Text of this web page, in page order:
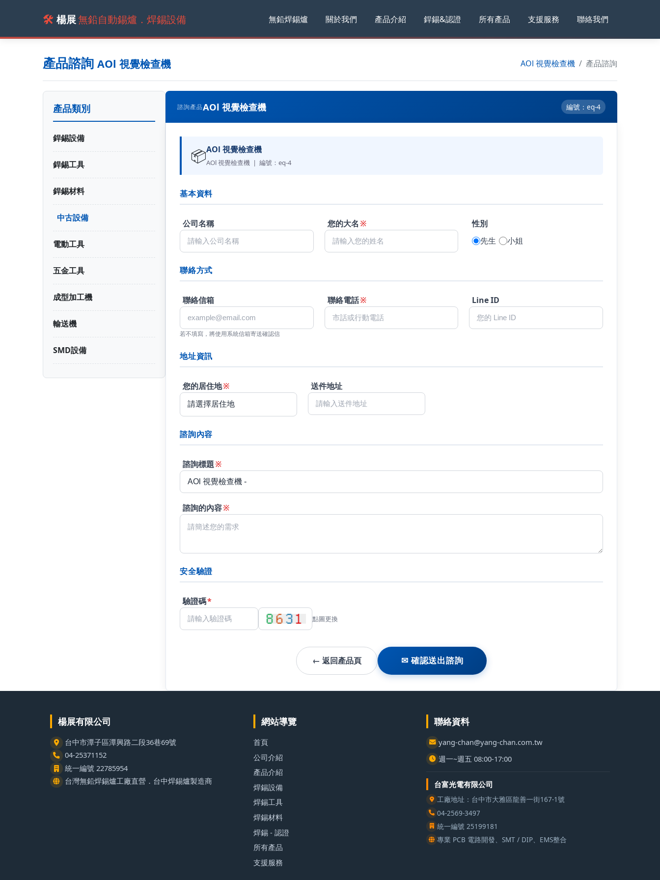
🛠️ 楊展無鉛自動錫爐．焊錫設備 無鉛焊錫爐 關於我們 產品介紹 銲錫&認證 所有產品 支援服務 聯絡我們
產品諮詢 AOl 視覺檢查機 AOl 視覺檢查機 產品諮詢
產品類別
銲錫設備
銲錫工具
銲錫材料
中古設備
電動工具
五金工具
成型加工機
輸送機
SMD設備
諮詢產品AOl 視覺檢查機 編號：eq-4
📦AOl 視覺檢查機
AOl 視覺檢查機 | 編號：eq-4
基本資料
公司名稱 您的大名 ※
性別
先生
小姐
聯絡方式
聯絡信箱
若不填寫，將使用系統信箱寄送確認信
聯絡電話※ Line ID
地址資訊
您的居住地※ 送件地址
諮詢內容
諮詢標題※
諮詢的內容※
安全驗證
驗證碼*
點圖更換
← 返回產品頁 ✉ 確認送出諮詢
楊展有限公司
台中市潭子區潭興路二段36巷69號
04-25371152
統一編號 22785954
台灣無鉛焊錫爐工廠直營．台中焊錫爐製造商
網站導覽
首頁
公司介紹
產品介紹
焊錫設備
焊錫工具
焊錫材料
焊錫 - 認證
所有產品
支援服務
聯絡資料
yang-chan@yang-chan.com.tw
週一~週五 08:00-17:00
台富光電有限公司
工廠地址：台中市大雅區龍善一街167-1號
04-2569-3497
統一編號 25199181
專業 PCB 電路開發、SMT / DIP、EMS整合